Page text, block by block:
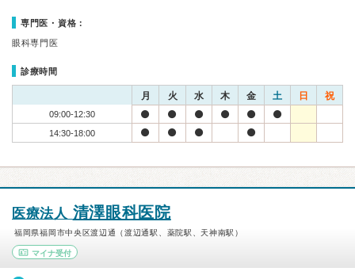
専門医・資格：
眼科専門医
診療時間
月 火 水 木 金 土 日 祝
09:00-12:30
14:30-18:00
医療法人 清澤眼科医院
福岡県福岡市中央区渡辺通（渡辺通駅、薬院駅、天神南駅）
マイナ受付